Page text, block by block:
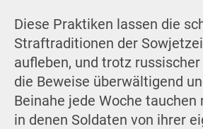
Diese Praktiken lassen die
Straftraditionen der
aufleben, und trotz
die Beweise überwältigend
Beinahe jede Woche tauchen
in denen Soldaten von ihrer